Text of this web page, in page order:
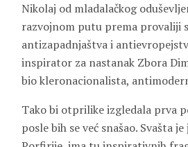
Nikolaj od mladalačkog
razvojnom putu prema provaliji
antizapadnjaštva i
inspirator za nastanak Zbora
bio kleronacionalista,
Tako bi otprilike izgledala prva
posle bih se već snašao. Svašta